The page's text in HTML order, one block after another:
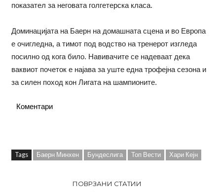
показател за неговата голгетерска класа.
Доминацијата на Баерн на домашната сцена и во Европа
е очигледна, а тимот под водство на тренерот изгледа
посилно од кога било. Навивачите се надеваат дека
ваквиот почеток е најава за уште една трофејна сезона и
за силен поход кон Лигата на шампионите.
Коментари
Tags Баерн Минхен Бундеслига Топ Вести Хари Кејн
ПОВРЗАНИ СТАТИИ